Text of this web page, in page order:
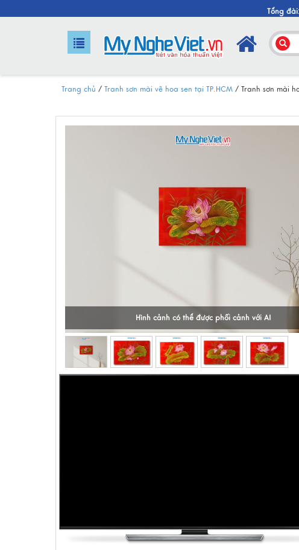
Tổng
Trang chủ / Tranh sơn mài vẽ hoa sen tại TP.HCM / Tranh sơn mài
Hình cảnh có thể được phối cảnh với AI